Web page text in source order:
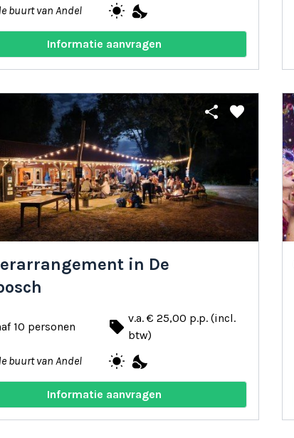
buurt van Andel wb_sunny nights_stay
Informatie aanvragen
share favorite
in De
10 personen local_offer v.a. € 25,00 p.p. (incl.
btw)
buurt van Andel wb_sunny nights_stay
Informatie aanvragen